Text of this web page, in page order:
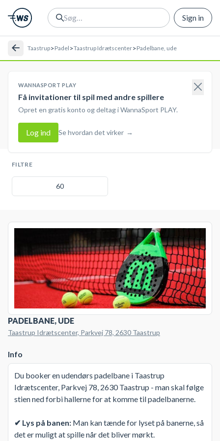
Sign in
Taastrup>Padel >Taastrup Idrætscenter>Padelbane, ude
WANNASPORT PLAY
Få invitationer til spil med andre spillere
Opret en gratis konto og deltag i WannaSport PLAY.
Log ind Se hvordan det virker →
FILTRE
60
PADELBANE, UDE
Taastrup Idrætscenter, Parkvej 78, 2630 Taastrup
Info
Du booker en udendørs padelbane i Taastrup
Idrætscenter, Parkvej 78, 2630 Taastrup - man skal følge
stien ned forbi hallerne for at komme til padelbanerne.
✔ Lys på banen: Man kan tænde for lyset på banerne, så
det er muligt at spille når det bliver mørkt.